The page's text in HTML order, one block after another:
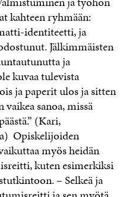
kahteen ryhmään:
identiteetti, ja
Jälkimmäisten
ja
kuvaa tulevista
ja paperit ulos ja sitten
sanoa, missä
(Kari,
Opiskelijoiden
myös heidän
kuten esimerkiksi
– Selkeä ja